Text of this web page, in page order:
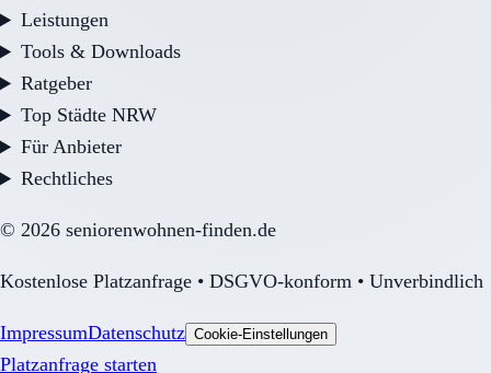
Leistungen
Tools & Downloads
Ratgeber
Top Städte NRW
Für Anbieter
Rechtliches
© 2026 seniorenwohnen-finden.de
Kostenlose Platzanfrage • DSGVO-konform • Unverbindlich
ImpressumDatenschutz Cookie-Einstellungen
Platzanfrage starten